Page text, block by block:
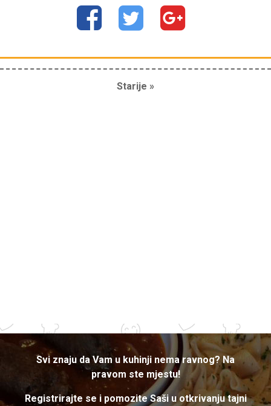
Starije »
Svi znaju da Vam u kuhinji nema ravnog? Na
pravom ste mjestu!
Registrirajte se i pomozite Saši u otkrivanju tajni